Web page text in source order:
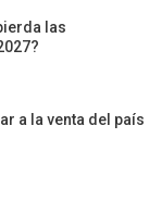
las
a la venta del país